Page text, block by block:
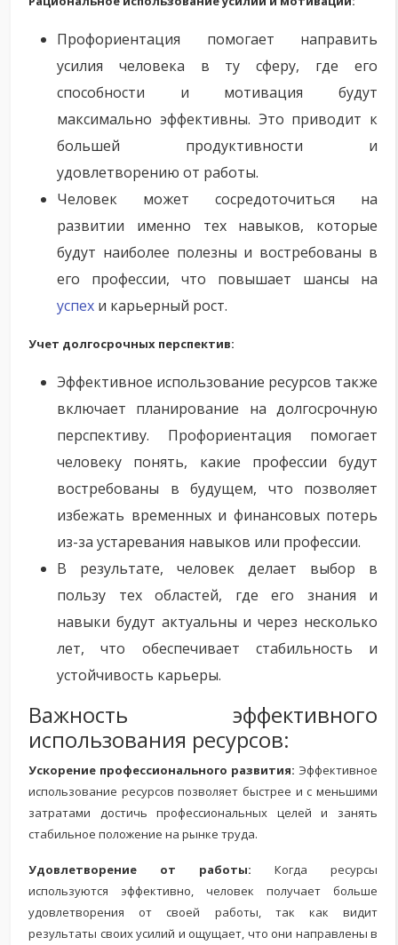
Профориентация помогает направить
усилия человека в ту сферу, где его
способности и мотивация будут
максимально эффективны. Это приводит к
большей продуктивности и
удовлетворению от работы.
Человек может сосредоточиться на
развитии именно тех навыков, которые
будут наиболее полезны и востребованы в
его профессии, что повышает шансы на
успех и карьерный рост.
Учет долгосрочных перспектив:
Эффективное использование ресурсов также
включает планирование на долгосрочную
перспективу. Профориентация помогает
человеку понять, какие профессии будут
востребованы в будущем, что позволяет
избежать временных и финансовых потерь
из-за устаревания навыков или профессии.
В результате, человек делает выбор в
пользу тех областей, где его знания и
навыки будут актуальны и через несколько
лет, что обеспечивает стабильность и
устойчивость карьеры.
Важность эффективного
использования ресурсов:
Ускорение профессионального развития: Эффективное
использование ресурсов позволяет быстрее и с меньшими
затратами достичь профессиональных целей и занять
стабильное положение на рынке труда.
Удовлетворение от работы: Когда ресурсы
используются эффективно, человек получает больше
удовлетворения от своей работы, так как видит
результаты своих усилий и ощущает, что они направлены в